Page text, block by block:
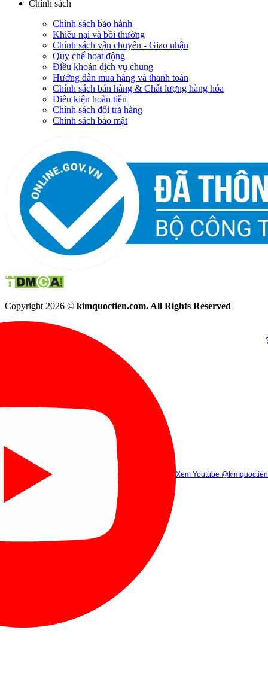
Chính sách
Chính sách bảo hành
Khiếu nại và bồi thường
Chính sách vận chuyển - Giao nhận
Quy chế hoạt động
Điều khoản dịch vụ chung
Hướng dẫn mua hàng và thanh toán
Chính sách bán hàng & Chất lượng hàng hóa
Điều kiện hoàn tiền
Chính sách đổi trả hàng
Chính sách bảo mật
Copyright 2026 © kimquoctien.com. All Rights Reserved
Xem Tik Tok
(8h00 - 21h30)
(8h00 -
Gọi điện (8h00 - 21h30)
Xem Youtube @kimquoctien